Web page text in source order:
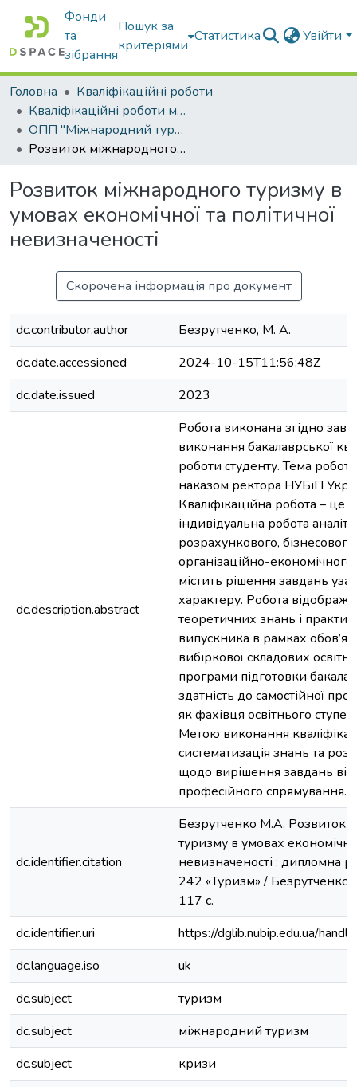
Фонди
та
зібрання
Пошук за
критеріями
Статистика Увійти
Головна
Кваліфікаційні роботи
Кваліфікаційні роботи магістрів
ОПП "Міжнародний туристичний бізнес"
Розвиток міжнародного туризму в умовах економічної та політичної невизначеності
Розвиток міжнародного туризму в
умовах економічної та політичної
невизначеності
Скорочена інформація про документ
dc.contributor.author
Безрутченко, М. А.
dc.date.accessioned
2024-10-15T11:56:48Z
dc.date.issued
2023
dc.description.abstract
Робота виконана згідно
виконання бакалаврської
роботи студенту. Тема
наказом ректора НУБіП
Кваліфікаційна робота – це
індивідуальна робота
розрахункового,
організаційно-
містить рішення завдань
характеру. Робота
теоретичних знань і
випускника в рамках
вибіркової складових
програми підготовки
здатність до самостійної
як фахівця освітнього
Метою виконання
систематизація знань та
щодо вирішення завдань
професійного спрямування.
dc.identifier.citation
Безрутченко М.А. Розвиток
туризму в умовах
невизначеності : дипломна
242 «Туризм» / Безрутченко
117 с.
dc.identifier.uri
https://dglib.nubip.edu.ua/
dc.language.iso
uk
dc.subject
туризм
dc.subject
міжнародний туризм
dc.subject
кризи